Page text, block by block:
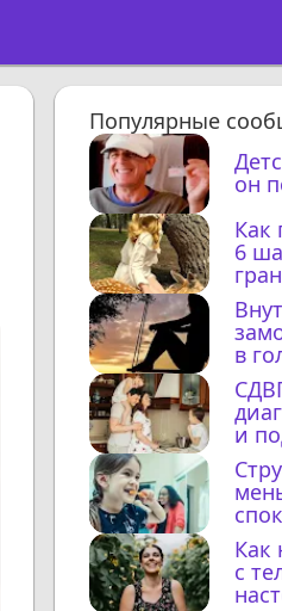
Популярные
он
Как
6
в
и
Как
с